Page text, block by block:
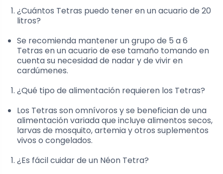
¿Cuántos Tetras puedo tener en un acuario de 20
litros?
Se recomienda mantener un grupo de 5 a 6
Tetras en un acuario de ese tamaño tomando en
cuenta su necesidad de nadar y de vivir en
cardúmenes.
¿Qué tipo de alimentación requieren los Tetras?
Los Tetras son omnívoros y se benefician de una
alimentación variada que incluye alimentos secos,
larvas de mosquito, artemia y otros suplementos
vivos o congelados.
¿Es fácil cuidar de un Néon Tetra?